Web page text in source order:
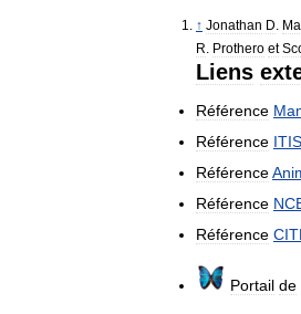
↑ Jonathan D
R Prothero et
Liens
Référence
Référence ITIS
Référence
Référence
Référence
Portail de